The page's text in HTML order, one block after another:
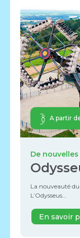
A partir
De
La nouveauté
L’Odysseus…
En savoir